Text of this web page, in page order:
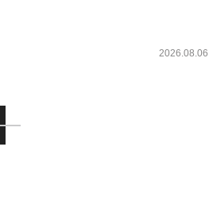
2026.08.06